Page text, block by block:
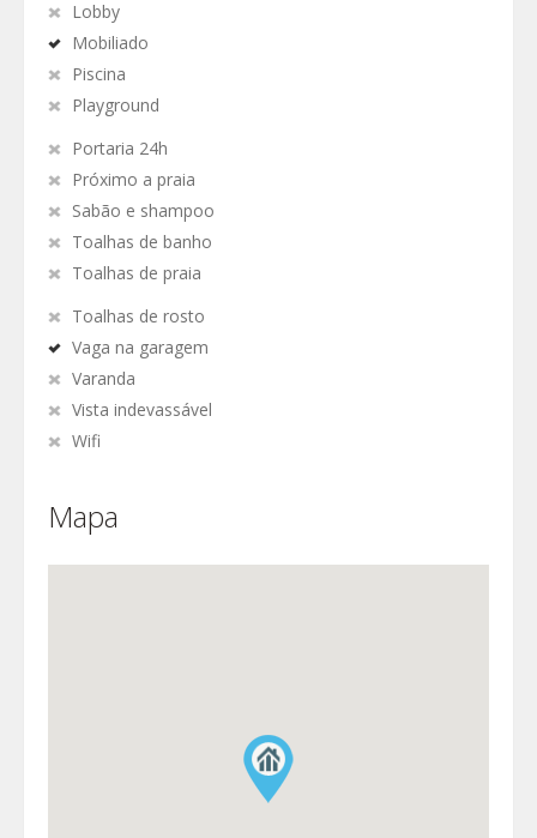
Lobby
Mobiliado
Piscina
Playground
Portaria 24h
Próximo a praia
Sabão e shampoo
Toalhas de banho
Toalhas de praia
Toalhas de rosto
Vaga na garagem
Varanda
Vista indevassável
Wifi
Mapa